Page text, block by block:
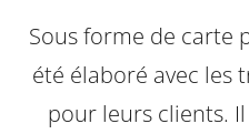
Sous forme de carte
été élaboré avec les
pour leurs clients.